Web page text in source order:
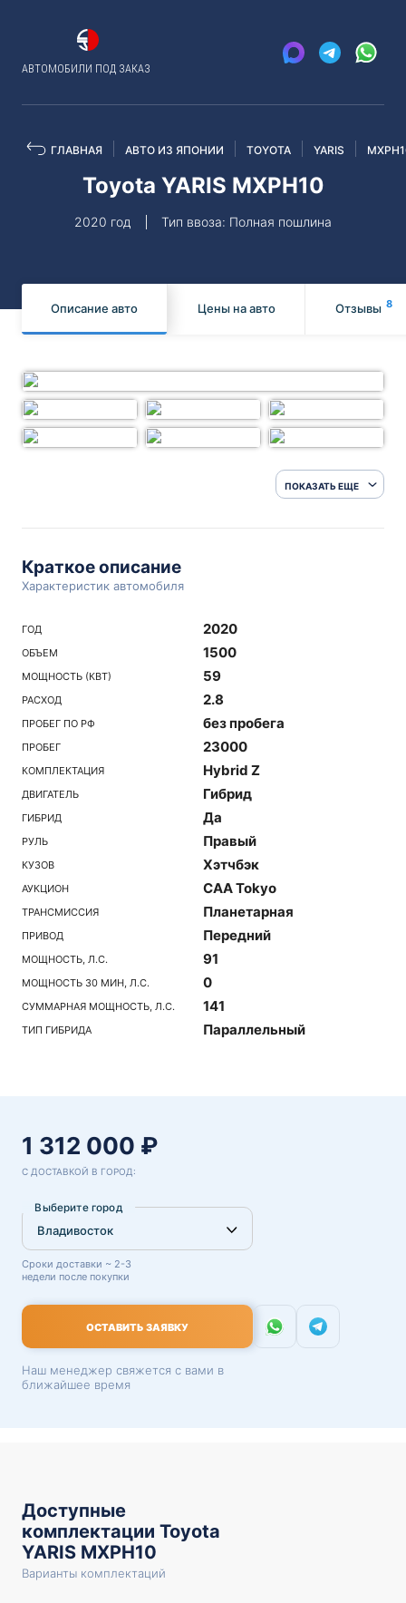
АВТОМОБИЛИ ПОД ЗАКАЗ
ГЛАВНАЯ АВТО ИЗ ЯПОНИИ TOYOTA YARIS
Toyota YARIS MXPH10
2020 год Тип ввоза: Полная пошлина
Описание авто Цены на авто Отзывы 8
ПОКАЗАТЬ ЕЩЕ
Краткое описание
Характеристик автомобиля
ГОД 2020
ОБЪЕМ 1500
МОЩНОСТЬ (КВТ) 59
РАСХОД 2.8
ПРОБЕГ ПО РФ без пробега
ПРОБЕГ 23000
КОМПЛЕКТАЦИЯ Hybrid Z
ДВИГАТЕЛЬ Гибрид
ГИБРИД Да
РУЛЬ Правый
КУЗОВ Хэтчбэк
АУКЦИОН CAA Tokyo
ТРАНСМИССИЯ Планетарная
ПРИВОД Передний
МОЩНОСТЬ, Л.С. 91
МОЩНОСТЬ 30 МИН, Л.С. 0
СУММАРНАЯ МОЩНОСТЬ, Л.С. 141
ТИП ГИБРИДА Параллельный
1 312 000 ₽
С ДОСТАВКОЙ В ГОРОД:
Выберите город
Сроки доставки ~ 2-3
недели после покупки
ОСТАВИТЬ ЗАЯВКУ
Наш менеджер свяжется с вами в
ближайшее время
Доступные
комплектации Toyota
YARIS MXPH10
Варианты комплектаций